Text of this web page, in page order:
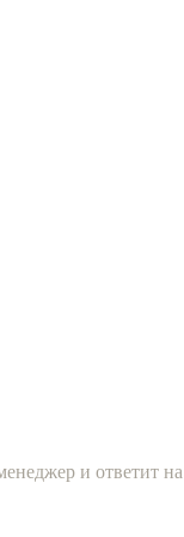
и ответит на